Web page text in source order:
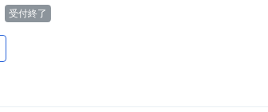
受付終了